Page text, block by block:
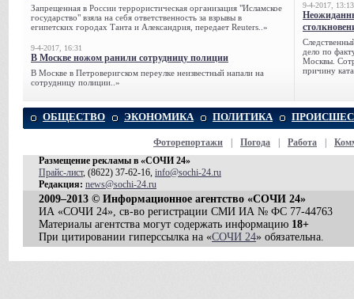
Запрещенная в России террористическая организация "Исламское
государство" взяла на себя ответственность за взрывы в
египетских городах Танта и Александрия, передает Reuters..»
9-4-2017, 16:31
В Москве ножом ранили сотрудницу полиции
В Москве в Петроверигском переулке неизвестный напали на
сотрудницу полиции..»
9-4-2017, 13:13
дело по
Москвы.
причину
ОБЩЕСТВО ЭКОНОМИКА ПОЛИТИКА
Фоторепортажи Погода Работа
Размещение рекламы в «СОЧИ 24»
Прайс-лист, (8622) 37-62-16, info@sochi-24.ru
Редакция: news@sochi-24.ru
2009–2013 © Информационное агентство «СОЧИ 24»
ИА «СОЧИ 24», св-во регистрации СМИ ИА № ФС 77-44763
Материалы агентства могут содержать информацию 18+
При цитировании гиперссылка на «СОЧИ 24» обязательна.